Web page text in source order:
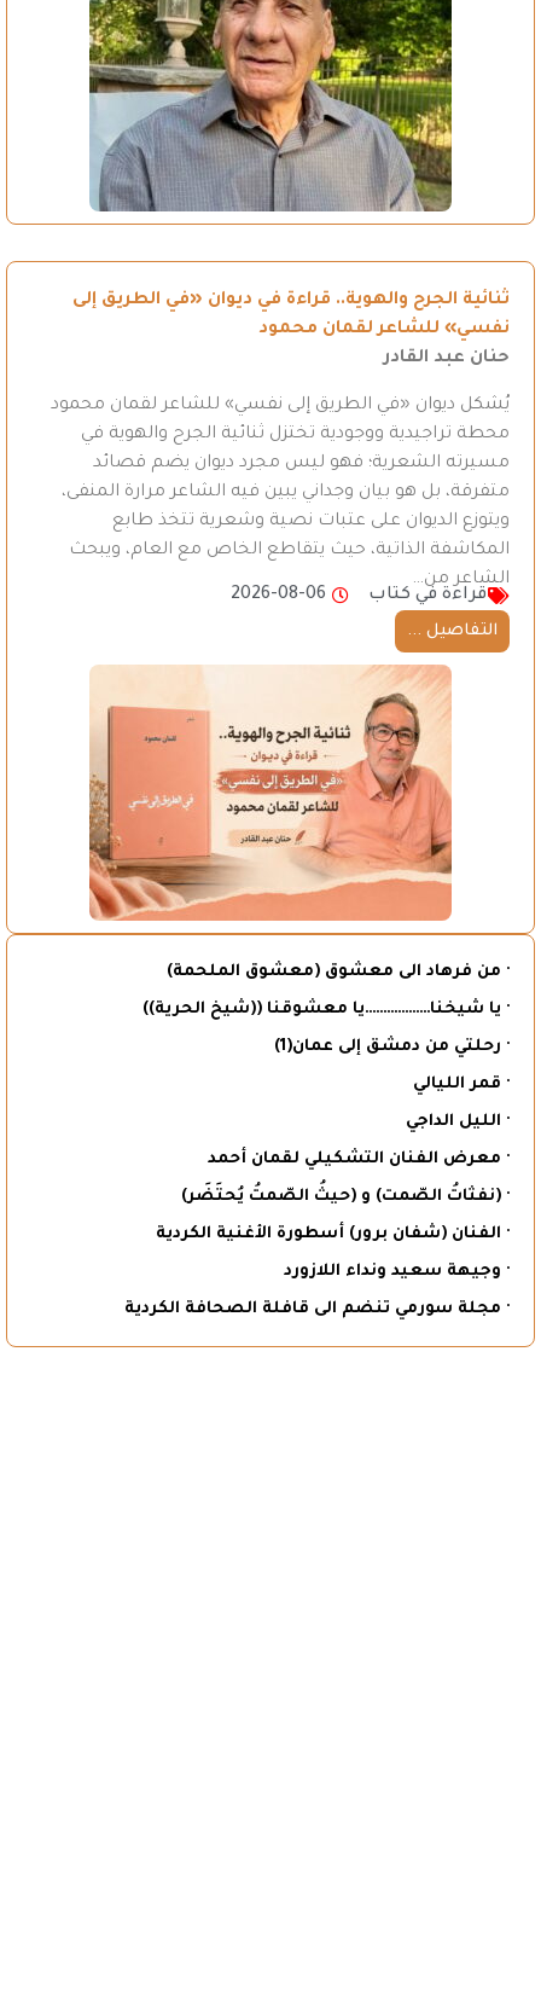
ثنائية الجرح والهوية.. قراءة في ديوان «في الطريق إلى
نفسي» للشاعر لقمان محمود
حنان عبد القادر
يُشكل ديوان «في الطريق إلى نفسي» للشاعر لقمان محمود
محطة تراجيدية ووجودية تختزل ثنائية الجرح والهوية في
مسيرته الشعرية؛ فهو ليس مجرد ديوان يضم قصائد
متفرقة، بل هو بيان وجداني يبين فيه الشاعر مرارة المنفى،
ويتوزع الديوان على عتبات نصية وشعرية تتخذ طابع
المكاشفة الذاتية، حيث يتقاطع الخاص مع العام، ويبحث
الشاعر من…
قراءة في كتاب
2026-08-06
التفاصيل ...
· من فرهاد الى معشوق (معشوق الملحمة)
· يا شيخنا………………يا معشوقنا ((شيخ الحرية))
· رحلتي من دمشق إلى عمان(1)
· قمر الليالي
· الليل الداجي
· معرض الفنان التشكيلي لقمان أحمد
· (نفثاتُ الصّمت) و (حيثُ الصّمتُ يُحتَضَر)
· الفنان (شفان برور) أسطورة الأغنية الكردية
· وجيهة سعيد ونداء اللازورد
· مجلة سورمي تنضم الى قافلة الصحافة الكردية